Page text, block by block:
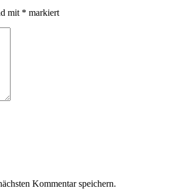
mit * markiert
Kommentar speichern.